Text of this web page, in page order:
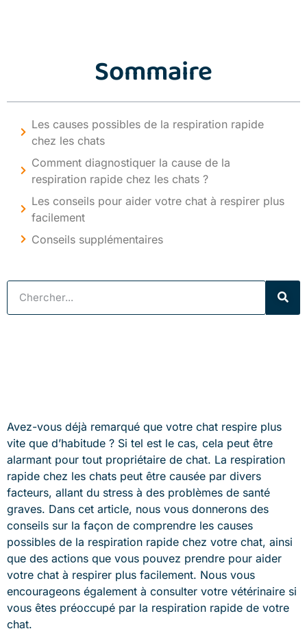
Sommaire
Les causes possibles de la respiration rapide
chez les chats
Comment diagnostiquer la cause de la
respiration rapide chez les chats ?
Les conseils pour aider votre chat à respirer plus
facilement
Conseils supplémentaires
Avez-vous déjà remarqué que votre chat respire plus
vite que d’habitude ? Si tel est le cas, cela peut être
alarmant pour tout propriétaire de chat. La respiration
rapide chez les chats peut être causée par divers
facteurs, allant du stress à des problèmes de santé
graves. Dans cet article, nous vous donnerons des
conseils sur la façon de comprendre les causes
possibles de la respiration rapide chez votre chat, ainsi
que des actions que vous pouvez prendre pour aider
votre chat à respirer plus facilement. Nous vous
encourageons également à consulter votre vétérinaire si
vous êtes préoccupé par la respiration rapide de votre
chat.